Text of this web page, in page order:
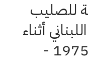
للصليب
أثناء
فترات الحروب في لبنان 1975 -